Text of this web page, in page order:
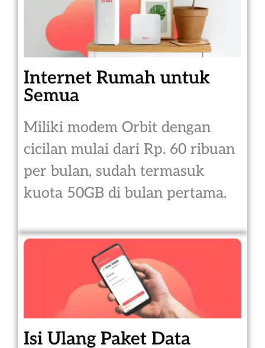
Internet Rumah untuk
Semua
Miliki modem Orbit dengan
cicilan mulai dari Rp. 60 ribuan
per bulan, sudah termasuk
kuota 50GB di bulan pertama.
Isi Ulang Paket Data